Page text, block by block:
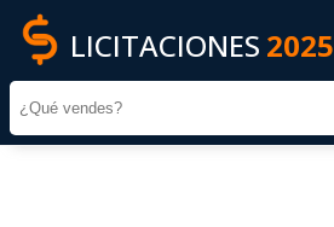
LICITACIONES 2025